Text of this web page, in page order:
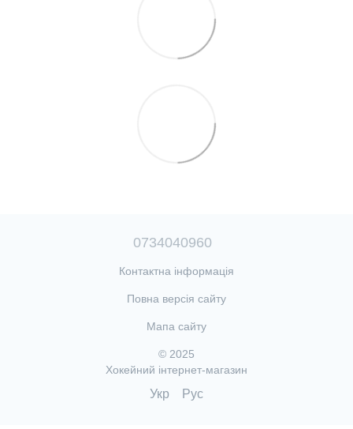
0734040960
Контактна інформація
Повна версія сайту
Мапа сайту
© 2025
Хокейний інтернет-магазин
Укр Рус